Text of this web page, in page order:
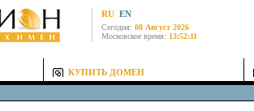
RU EN
Сегодня: 08 Август 2026
Московское время: 13:52:11
КУПИТЬ ДОМЕН